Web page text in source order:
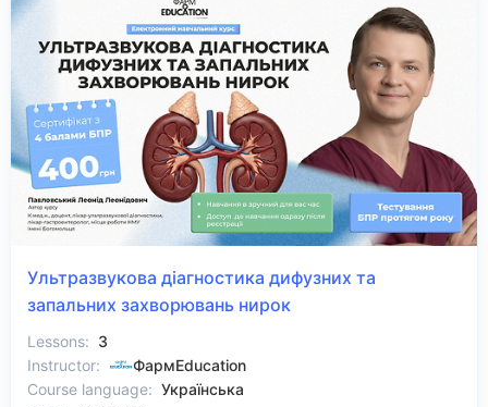
Ультразвукова діагностика дифузних та
запальних захворювань нирок
Lessons: 3
Instructor:
ФармEducation
Course language: Українська